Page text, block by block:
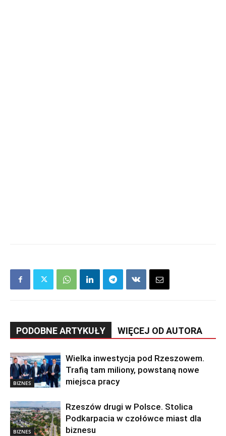
PODOBNE ARTYKUŁY WIĘCEJ OD AUTORA
BIZNES
Wielka inwestycja pod Rzeszowem.
Trafią tam miliony, powstaną nowe
miejsca pracy
BIZNES
Rzeszów drugi w Polsce. Stolica
Podkarpacia w czołówce miast dla
biznesu